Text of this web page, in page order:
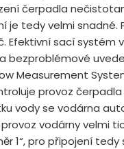
čerpadla
je tedy velmi snadné.
Efektivní sací systém
bezproblémové
Measurement
provoz
vody se vodárna
vodárny velmi
1“, pro připojení